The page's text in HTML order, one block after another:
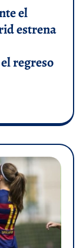
el
estrena
regreso